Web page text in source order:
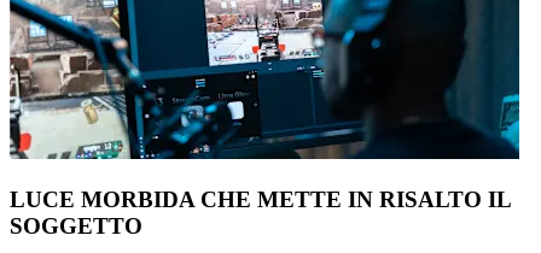
LUCE MORBIDA CHE METTE IN RISALTO IL
SOGGETTO